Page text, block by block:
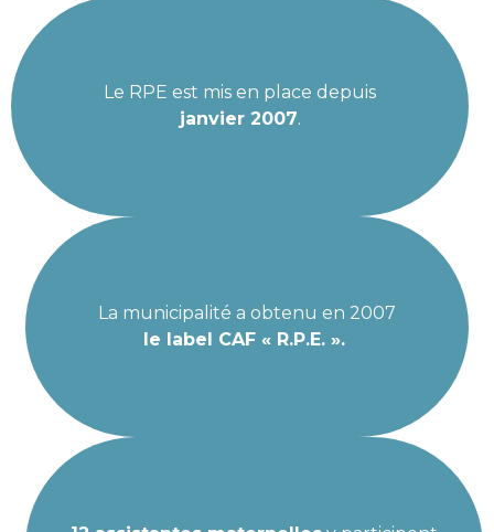
Le RPE est mis en place depuis
janvier 2007.
La municipalité a obtenu en 2007
le label CAF « R.P.E. ».